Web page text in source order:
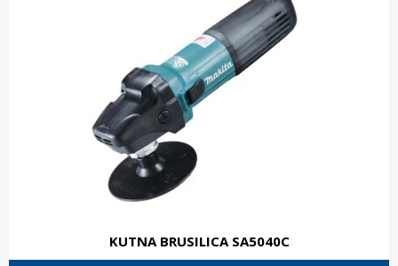
KUTNA BRUSILICA SA5040C